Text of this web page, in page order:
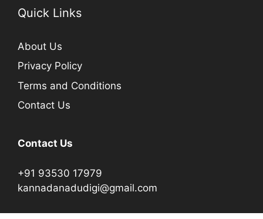
Quick Links
About Us
Privacy Policy
Terms and Conditions
Contact Us
Contact Us
+91 93530 17979
kannadanadudigi@gmail.com